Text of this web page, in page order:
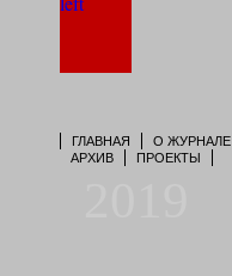
ГЛАВНАЯ О ЖУРНАЛЕ
АРХИВ
ПРОЕКТЫ